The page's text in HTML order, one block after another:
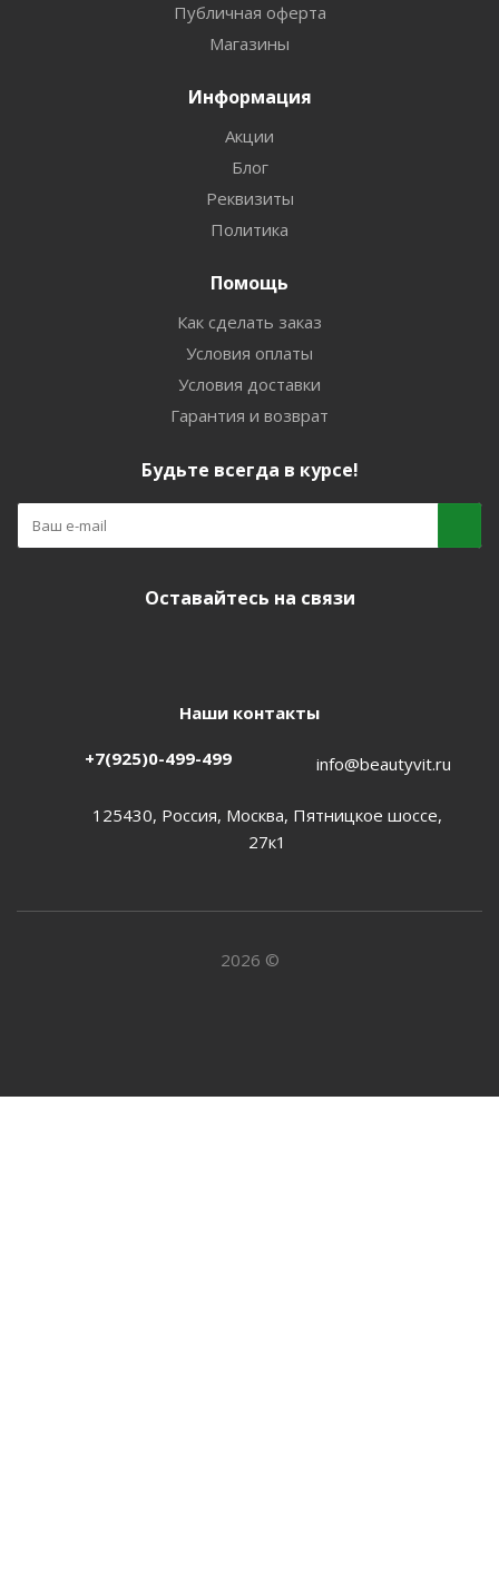
Публичная оферта
Магазины
Информация
Акции
Блог
Реквизиты
Политика
Помощь
Как сделать заказ
Условия оплаты
Условия доставки
Гарантия и возврат
Будьте всегда в курсе!
Оставайтесь на связи
Наши контакты
+7(925)0-499-499 info@beautyvit.ru
125430, Россия, Москва, Пятницкое шоссе,
27к1
2026 ©